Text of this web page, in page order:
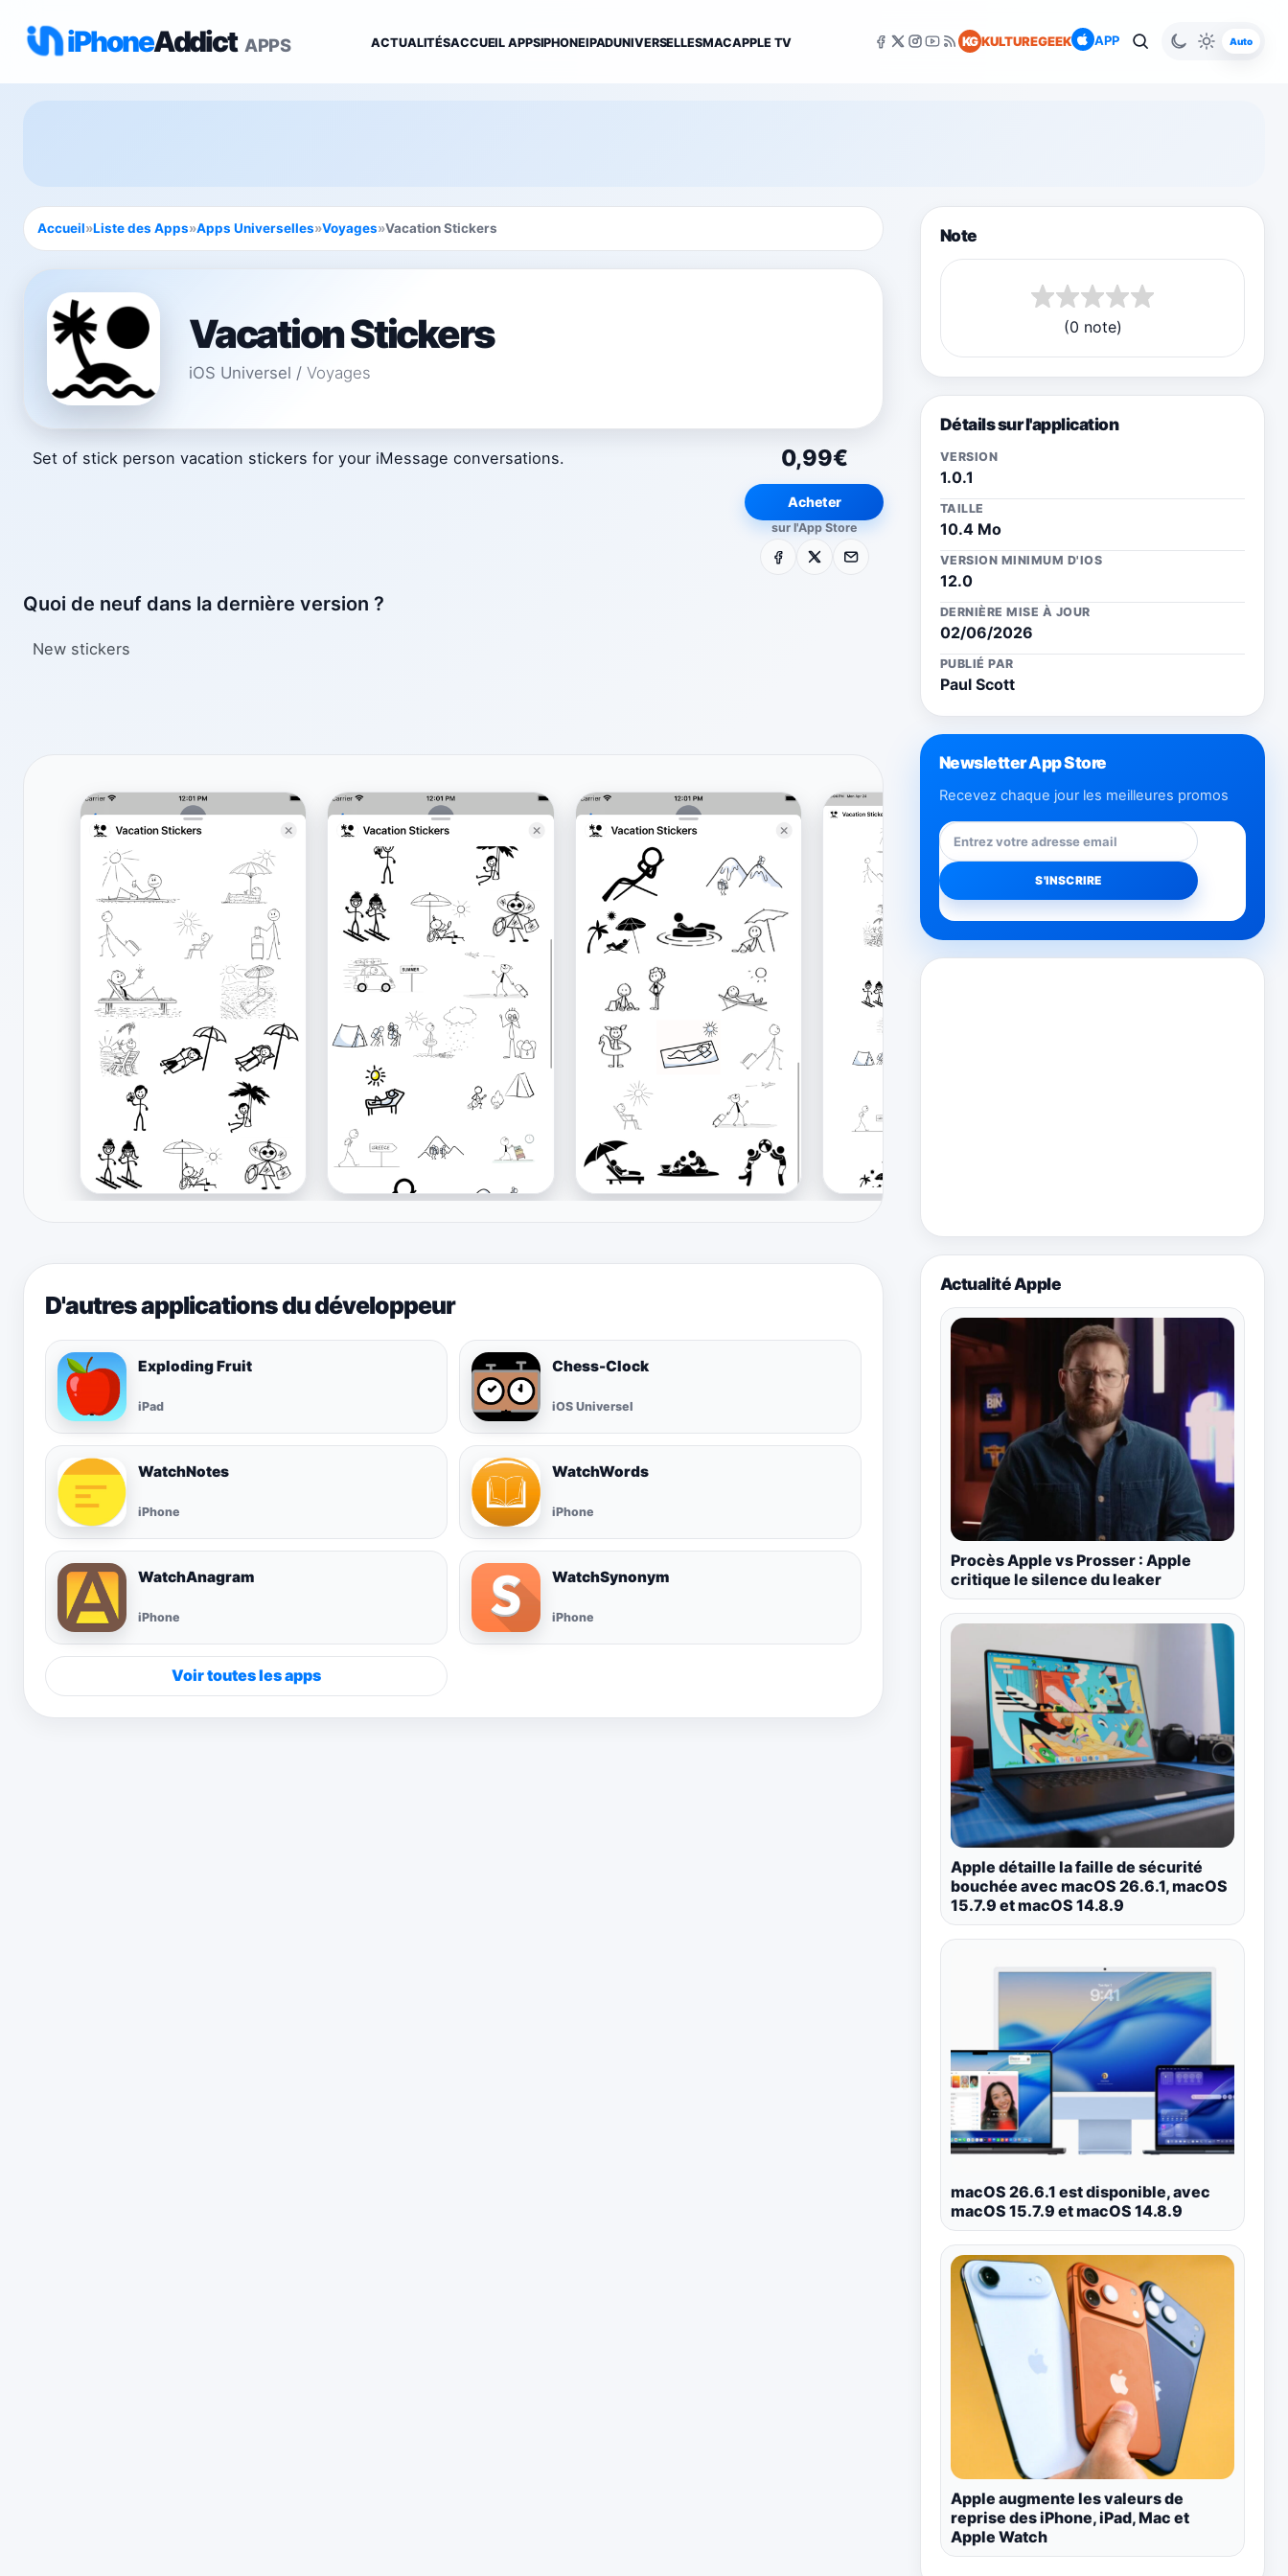
iPhoneAddict APPS ACTUALITÉSACCUEIL APPSIPHONEIPADUNIVERSELLESMACAPPLE TV KG KULTUREGEEK APP Auto
Accueil»Liste des Apps»Apps Universelles»Voyages»Vacation Stickers
Vacation Stickers
iOS Universel / Voyages
0,99€
Acheter
sur l'App Store
Facebook E-mail
Set of stick person vacation stickers for your iMessage conversations.
Quoi de neuf dans la dernière version ?
New stickers
D'autres applications du développeur
Exploding Fruit
iPad
Chess-Clock
iOS Universel
WatchNotes
iPhone
WatchWords
iPhone
WatchAnagram
iPhone
WatchSynonym
iPhone
Voir toutes les apps
Note
(0 note)
Détails sur l'application
VERSION
1.0.1
TAILLE
10.4 Mo
VERSION MINIMUM D'IOS
12.0
DERNIÈRE MISE À JOUR
02/06/2026
PUBLIÉ PAR
Paul Scott
Newsletter App Store
Recevez chaque jour les meilleures promos
Actualité Apple
Procès Apple vs Prosser : Apple
critique le silence du leaker
Apple détaille la faille de sécurité
bouchée avec macOS 26.6.1, macOS
15.7.9 et macOS 14.8.9
macOS 26.6.1 est disponible, avec
macOS 15.7.9 et macOS 14.8.9
Apple augmente les valeurs de
reprise des iPhone, iPad, Mac et
Apple Watch